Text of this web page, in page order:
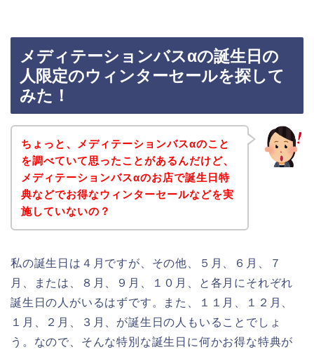
メディテーションバスαの誕生日の
人限定のウィンターセールを探して
みた！
ちょっと、メディテーションバスαのこと
を調べていて思ったことがあるんだけど、
メディテーションバスαのお店で誕生日特
典などでお得なウィンターセールなどを実
施していないの？
私の誕生日は４月ですが、その他、５月、６月、７
月、または、８月、９月、１０月、と各月にそれぞれ
誕生日の人がいるはずです。また、１１月、１２月、
１月、２月、３月、が誕生日の人もいることでしょ
う。なので、そんな特別な誕生日に何かお得な特典が